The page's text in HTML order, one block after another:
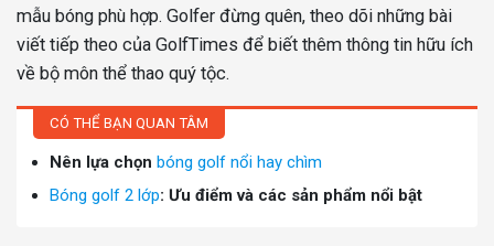
mẫu bóng phù hợp. Golfer đừng quên, theo dõi những bài
viết tiếp theo của GolfTimes để biết thêm thông tin hữu ích
về bộ môn thể thao quý tộc.
CÓ THỂ BẠN QUAN TÂM
Nên lựa chọn bóng golf nổi hay chìm
Bóng golf 2 lớp: Ưu điểm và các sản phẩm nổi bật